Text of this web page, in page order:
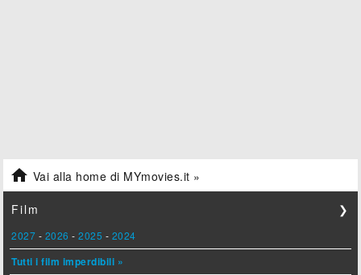
 Vai alla home di MYmovies.it »
Film ❯
2027 - 2026 -2025 - 2024
Tutti i film imperdibili »